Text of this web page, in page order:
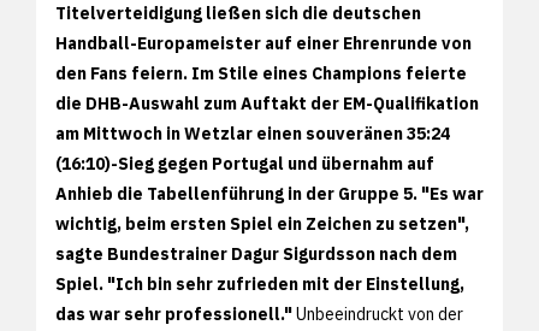
Titelverteidigung ließen sich die deutschen
Handball-Europameister auf einer Ehrenrunde von
den Fans feiern. Im Stile eines Champions feierte
die DHB-Auswahl zum Auftakt der EM-Qualifikation
am Mittwoch in Wetzlar einen souveränen 35:24
(16:10)-Sieg gegen Portugal und übernahm auf
Anhieb die Tabellenführung in der Gruppe 5. "Es war
wichtig, beim ersten Spiel ein Zeichen zu setzen",
sagte Bundestrainer Dagur Sigurdsson nach dem
Spiel. "Ich bin sehr zufrieden mit der Einstellung,
das war sehr professionell."Unbeeindruckt von der